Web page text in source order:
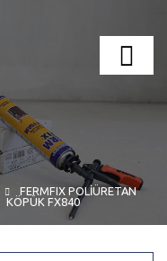
FERMFIX POLİÜRETAN
KÖPÜK FX840